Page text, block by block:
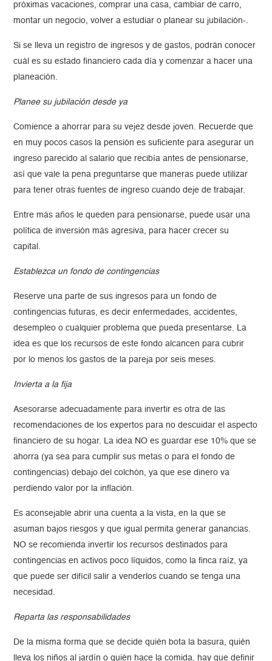
próximas vacaciones, comprar una casa, cambiar de carro,
montar un negocio, volver a estudiar o planear su jubilación-.
Si se lleva un registro de ingresos y de gastos, podrán conocer
cuál es su estado financiero cada día y comenzar a hacer una
planeación.
Planee su jubilación desde ya
Comience a ahorrar para su vejez desde joven. Recuerde que
en muy pocos casos la pensión es suficiente para asegurar un
ingreso parecido al salario que recibía antes de pensionarse,
así que vale la pena preguntarse que maneras puede utilizar
para tener otras fuentes de ingreso cuando deje de trabajar.
Entre más años le queden para pensionarse, puede usar una
política de inversión más agresiva, para hacer crecer su
capital.
Establezca un fondo de contingencias
Reserve una parte de sus ingresos para un fondo de
contingencias futuras, es decir enfermedades, accidentes,
desempleo o cualquier problema que pueda presentarse. La
idea es que los recursos de este fondo alcancen para cubrir
por lo menos los gastos de la pareja por seis meses.
Invierta a la fija
Asesorarse adecuadamente para invertir es otra de las
recomendaciones de los expertos para no descuidar el aspecto
financiero de su hogar. La idea NO es guardar ese 10% que se
ahorra (ya sea para cumplir sus metas o para el fondo de
contingencias) debajo del colchón, ya que ese dinero va
perdiendo valor por la inflación.
Es aconsejable abrir una cuenta a la vista, en la que se
asuman bajos riesgos y que igual permita generar ganancias.
NO se recomienda invertir los recursos destinados para
contingencias en activos poco líquidos, como la finca raíz, ya
que puede ser difícil salir a venderlos cuando se tenga una
necesidad.
Reparta las responsabilidades
De la misma forma que se decide quién bota la basura, quién
lleva los niños al jardín o quién hace la comida, hay que definir